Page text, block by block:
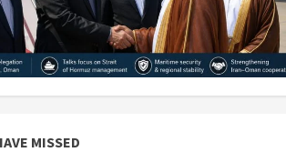
MISSED